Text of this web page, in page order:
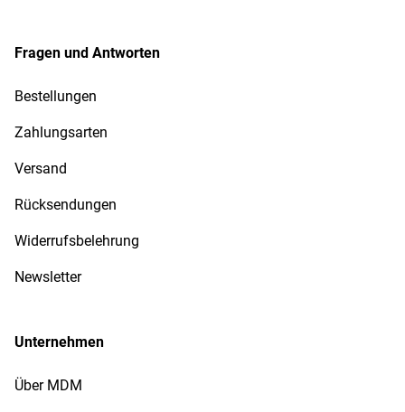
Fragen und Antworten
Bestellungen
Zahlungsarten
Versand
Rücksendungen
Widerrufsbelehrung
Newsletter
Unternehmen
Über MDM